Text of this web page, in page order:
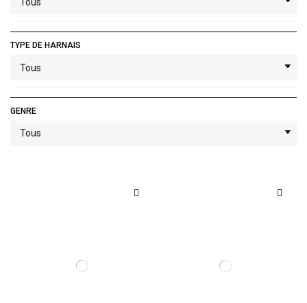
TYPE DE HARNAIS
GENRE